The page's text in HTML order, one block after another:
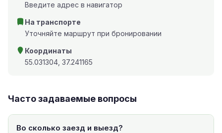
Введите адрес в навигатор
На транспорте
Уточняйте маршрут при бронировании
Координаты
55.031304, 37.241165
Часто задаваемые вопросы
Во сколько заезд и выезд?